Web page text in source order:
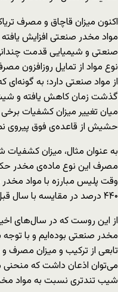
اکنون میزان قاچاق و مصرف
مواد مخدر صنعتی افزایش
صنعتی و شیمیایی قدمت
نوع مواد از تمایل روزافزون
از مواد صنعتی دارد؛ به
گذشت زمان کاهش یافته و
میان تغییر میزان کشفیات برخی
حشیش از قاعده‌ی فوق پیروی
به عنوان مثال، میزان کشفیات
مصرف این نوع ماده‌ی مخدر
۴۴۰ درصد در مقایسه با سال قبل از آن، افزایش داشت.
از این روست که در سال‌های
مخدر صنعتی بوده‌ایم و با
تابعی از ترکیب و میزان
می‌توان اذعان داشت که
شیب تندتری نسبت به مواد